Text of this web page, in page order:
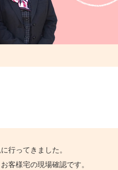
行ってきました。
客様宅の現場確認です。